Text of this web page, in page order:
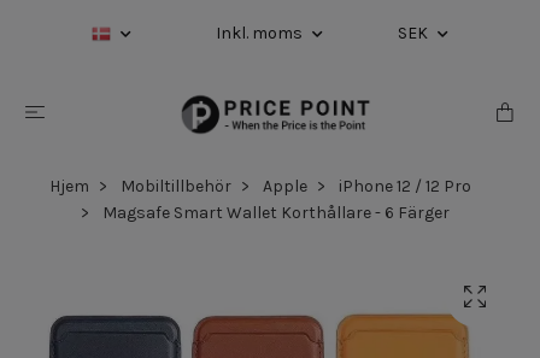
Inkl. moms SEK
Hjem Mobiltillbehör Apple
iPhone 12 / 12 Pro
Magsafe Smart Wallet Korthållare - 6 Färger